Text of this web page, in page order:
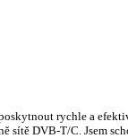
rychle a
sítě DVB-T/C. Jsem